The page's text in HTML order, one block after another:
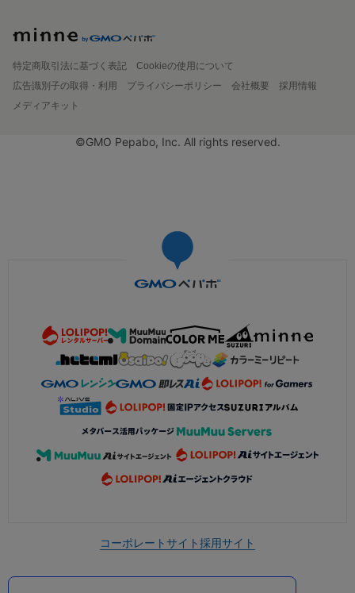
特定商取引法に基づく表記
Cookieの使用について
広告識別子の取得・利用
プライバシーポリシー 会社概要
採用情報
メディアキット
©GMO Pepabo, Inc. All rights reserved.
コーポレートサイト採用サイト